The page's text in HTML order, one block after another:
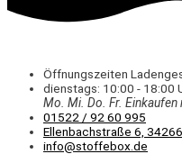
Öffnungszeiten
dienstags: 10:00 - 18:00
Mo. Mi. Do. Fr. Einkaufen
01522 / 92 60 995
Ellenbachstraße 6,
info@stoffebox.de